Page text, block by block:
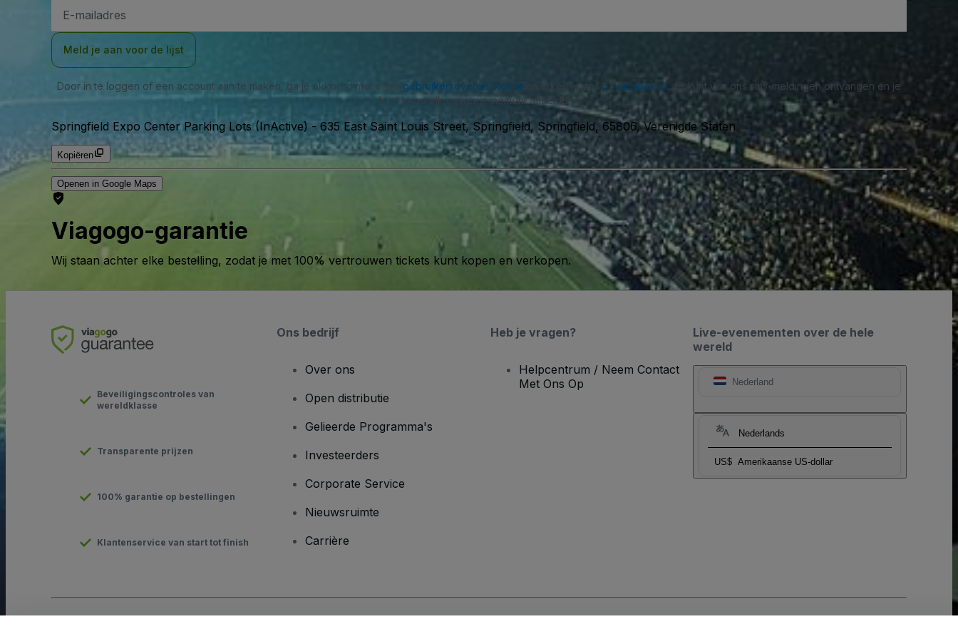
mailadres
Meld je aan voor de lijst
Door in te loggen of een account aan te maken, ga je akkoord met onze gebruikersovereenkomst en erken je ons privacybeleid . Je kunt van ons sms-meldingen ontvangen en je
kunt je op elk gewenst moment afmelden.
Springfield Expo Center Parking Lots (InActive) - 635 East Saint Louis Street, Springfield, Springfield, 65806, Verenigde Staten
Kopiëren
Openen in Google Maps
Viagogo-garantie
Wij staan achter elke bestelling, zodat je met 100% vertrouwen tickets kunt kopen en verkopen.
Live-evenementen over de hele
wereld
Nederland
Nederlands
US$ Amerikaanse US-dollar
Beveiligingscontroles van
wereldklasse
Transparente prijzen
100% garantie op bestellingen
Klantenservice van start tot finish
Ons bedrijf
Over ons
Open distributie
Gelieerde Programma's
Investeerders
Corporate Service
Nieuwsruimte
Carrière
Heb je vragen?
Helpcentrum / Neem Contact
Met Ons Op